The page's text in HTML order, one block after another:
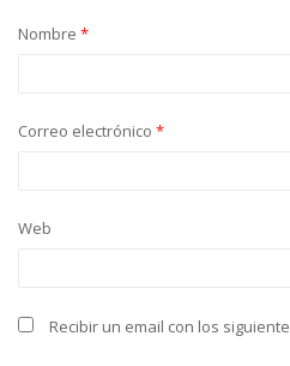
Nombre *
Correo electrónico *
Web
Recibir un email con los